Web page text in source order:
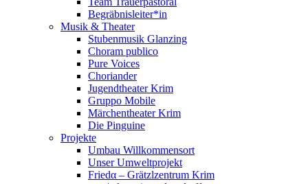
Begräbnisleiter*in
Musik & Theater
Stubenmusik Glanzing
Choram publico
Pure Voices
Choriander
Jugendtheater Krim
Gruppo Mobile
Märchentheater Krim
Die Pinguine
Projekte
Umbau Willkommensort
Unser Umweltprojekt
Friedα – Grätzlzentrum Krim